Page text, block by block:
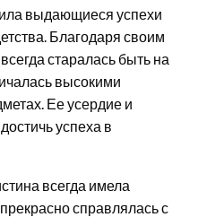
выдающиеся успехи
Благодаря своим
старалась быть на
высокими
Ее усердие и
успеха в
всегда имела
справлялась с